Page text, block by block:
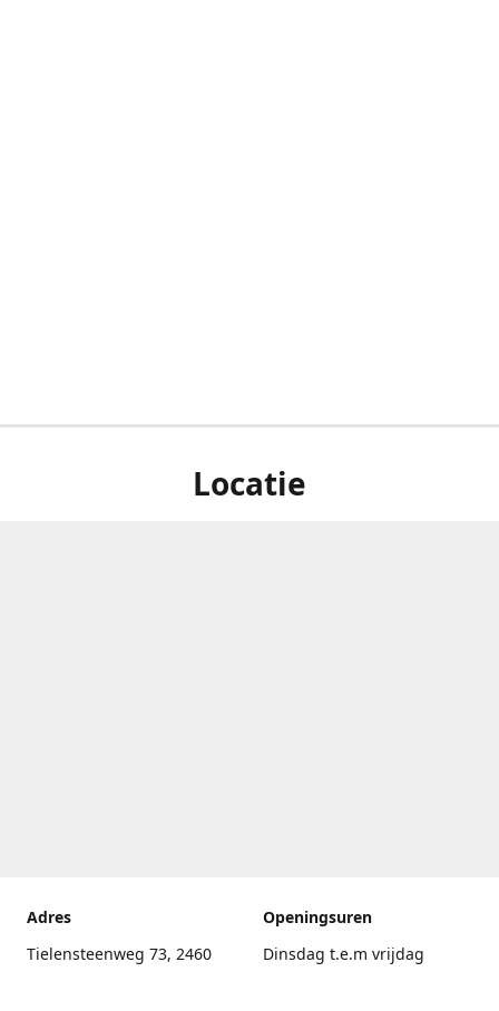
Locatie
Adres
Tielensteenweg 73, 2460
Openingsuren
Dinsdag t.e.m vrijdag